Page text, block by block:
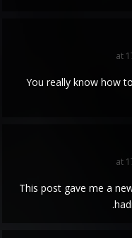
You really know how
This post gave me a